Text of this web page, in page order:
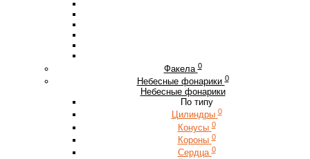
Факела 0
Небесные фонарики 0
Небесные фонарики
По типу
Цилиндры 0
Конусы 0
Короны 0
Сердца 0